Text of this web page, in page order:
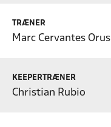
TRÆNER
Marc Cervantes Orus
KEEPERTRÆNER
Christian Rubio